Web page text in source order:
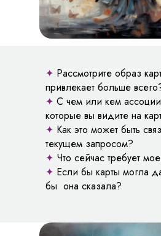
✦ Рассмотрите образ
привлекает больше
✦ С чем или кем
которые вы видите на
✦ Как это может быть
текущем запросом?
✦ Что сейчас требует
✦ Если бы карты могла
бы она сказала?